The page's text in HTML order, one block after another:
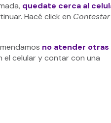
quedate cerca al
Hacé click en Contestar
no atender otras
el celular y contar con una